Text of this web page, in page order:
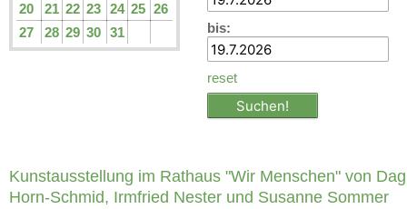
20
21 22 23 24 25 26
27
28 29 30 31 bis:
reset
Kunstausstellung im Rathaus "Wir Menschen" von
Horn-Schmid, Irmfried Nester und Susanne Sommer